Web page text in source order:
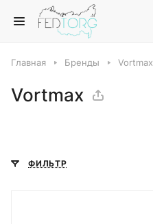
Главная Бренды Vortmax
Vortmax
ФИЛЬТР